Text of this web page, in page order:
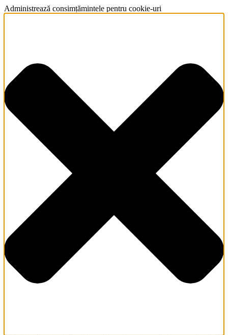
Administrează consimțămintele pentru cookie-uri